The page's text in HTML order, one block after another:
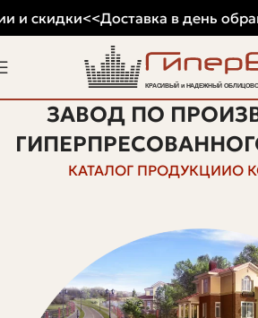
ЗАВОД ПО
КАТАЛОГ ПРОДУКЦИИО
и скидки<<Доставка в день